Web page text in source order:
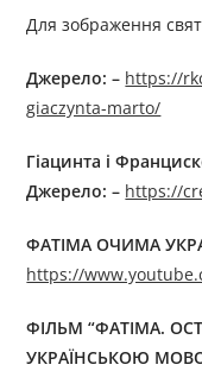
Для зображення
Джерелo: – https://
giaczynta-marto/
Гіацинта і
Джерелo: – https://
ФАТІМА ОЧИМА
https://
ФІЛЬМ “ФАТІМА.
УКРАЇНСЬКОЮ